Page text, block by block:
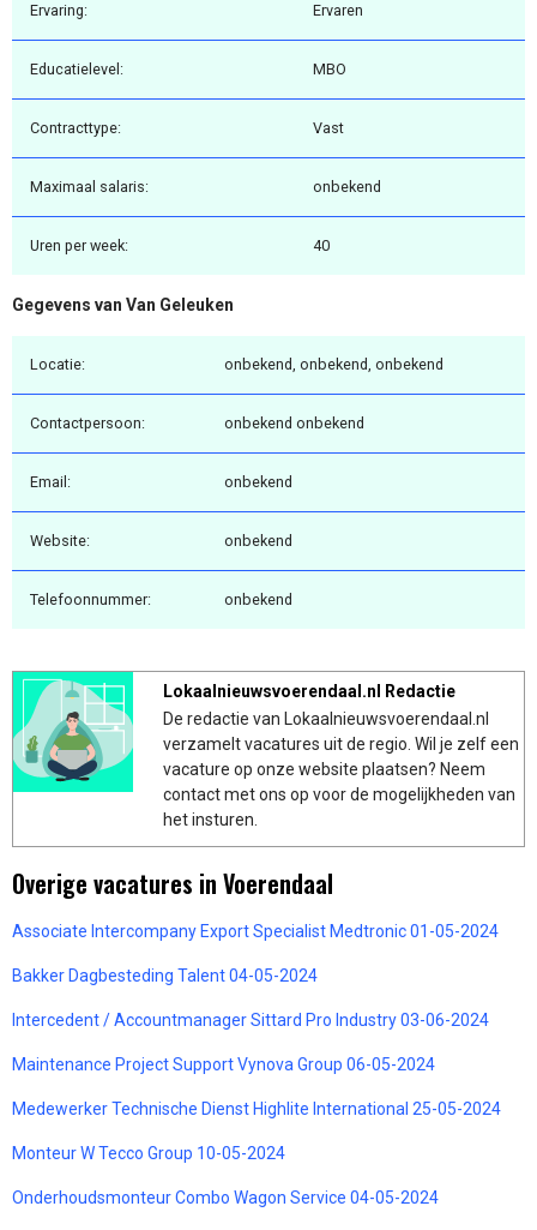
Ervaring: Ervaren
Educatielevel: MBO
Contracttype: Vast
Maximaal salaris: onbekend
Uren per week: 40
Gegevens van Van Geleuken
Locatie: onbekend, onbekend, onbekend
Contactpersoon: onbekend onbekend
Email: onbekend
Website: onbekend
Telefoonnummer: onbekend
Lokaalnieuwsvoerendaal.nl Redactie
De redactie van Lokaalnieuwsvoerendaal.nl
verzamelt vacatures uit de regio. Wil je zelf een
vacature op onze website plaatsen? Neem
contact met ons op voor de mogelijkheden van
het insturen.
Overige vacatures in Voerendaal
Associate Intercompany Export Specialist Medtronic 01-05-2024
Bakker Dagbesteding Talent 04-05-2024
Intercedent / Accountmanager Sittard Pro Industry 03-06-2024
Maintenance Project Support Vynova Group 06-05-2024
Medewerker Technische Dienst Highlite International 25-05-2024
Monteur W Tecco Group 10-05-2024
Onderhoudsmonteur Combo Wagon Service 04-05-2024